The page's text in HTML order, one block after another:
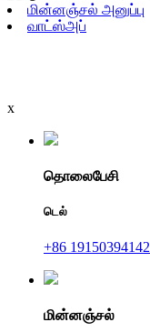
மின்னஞ்சல் அனுப்பு
வாட்ஸ்அப்
x
தொலைபேசி
டெல்
+86 19150394142
மின்னஞ்சல்